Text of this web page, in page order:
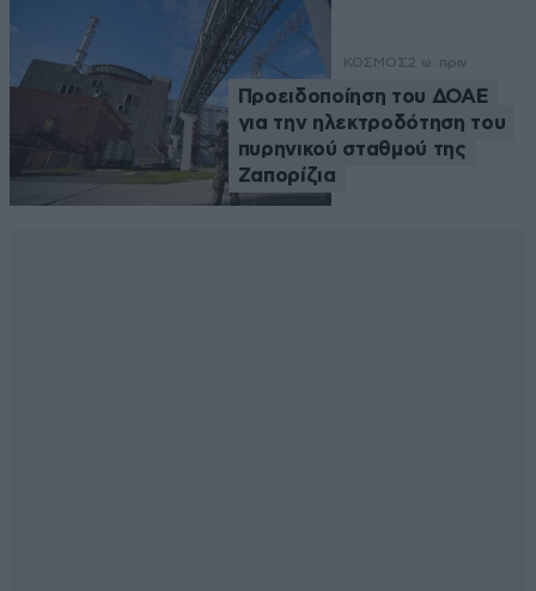
ΚΟΣΜΟΣ2 ω. πριν
Προειδοποίηση του ΔΟΑΕ
για την ηλεκτροδότηση του
πυρηνικού σταθμού της
Ζαπορίζια